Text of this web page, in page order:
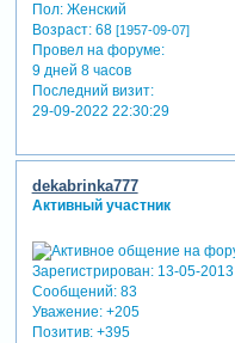
Пол:Женский
Возраст:68 [1957-09-07]
Провел на форуме:
9 дней 8 часов
Последний визит:
29-09-2022 22:30:29
dekabrinka777
Активный участник
Зарегистрирован: 13-05-2013
Сообщений:83
Уважение: +205
Позитив: +395